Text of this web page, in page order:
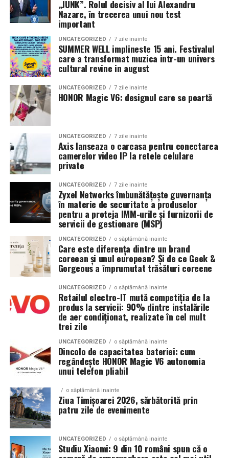
grupului respectiv care și-a arătat competentă prin
lăsarea PMP în afara Parlamentului.
Vă îndemn să cântăriți situația cu mintea și cu inima.
Sus să avem inimile!, a precizat pe pagina sa de
socializare, fostul membru exclus ilegal”
„Dacă gruparea din PMP ostilă lui Cristian
Diaconescu va câștiga litigiul din partid, îmi voi da
demisia, pentru că ceilalți nu mă reprezintă!”
Adrian Pițigoi
Secretar General Adjunct PMP
Președinte PMP Prahova
„Dovada clară, prezentată de propriul avocat, că
Eugen Tomac NU ESTE PREȘEDINTELE PMP, noua
conducere și „noul început” fiind doar o cacialma”
Vom reveni.
(Cerasela N.).
costuri ascunse, pe baza masuratorilor reale din
spalatoria ta.
tale medicale.
alimentarea unui echipament electric de subtraversări orizontale
și a sculelor auxiliare de șantier.
Specificații tehnice principale:
Panouri fotovoltaice instalate:
Sistem de stocare: 52 kWh baterii LiFePO4
Dimensiune container transport:
metri
liniari
Conectică: priză 220 V monofazic, priză
380 V trifazic, priză încărcare auto electric
Climatizare:aer condiționat integrat pentru
menținerea bateriilor la temperatură optimă
pe teren accidentat
Configurația conectică a fost dimensionată conform cerințelor
beneficiarului. La cerere, modelul poate fi extins cu prize
suplimentare, sisteme de iluminat exterior, monitorizare la
distanță și conectivitate GSM.
Gama completă: de la 3 metri la 12 metri
lungime container
Modelul livrat către beneficiar reprezintă varianta de intrare a
gamei UZINEX. Producătorul oferăcentrale fotovoltaice
„JUNK”. Rolul decisiv al lui Alexandru
Nazare, în trecerea unui nou test
important
UNCATEGORIZED 7 zile inainte
SUMMER WELL implineste 15 ani. Festivalul
care a transformat muzica intr-un univers
cultural revine in august
UNCATEGORIZED 7 zile inainte
HONOR Magic V6: designul care se poartă
UNCATEGORIZED 7 zile inainte
Axis lanseaza o carcasa pentru conectarea
camerelor video IP la retele celulare
private
UNCATEGORIZED 7 zile inainte
Zyxel Networks îmbunătățește guvernanța
în materie de securitate a produselor
pentru a proteja IMM-urile și furnizorii de
servicii de gestionare (MSP)
UNCATEGORIZED o săptămână inainte
Care este diferența dintre un brand
coreean și unul european? Și de ce Geek &
Gorgeous a împrumutat trăsături coreene
UNCATEGORIZED o săptămână inainte
Retailul electro-IT mută competiția de la
produs la servicii: 90% dintre instalările
de aer condiționat, realizate în cel mult
trei zile
UNCATEGORIZED o săptămână inainte
Dincolo de capacitatea bateriei: cum
regândește HONOR Magic V6 autonomia
unui telefon pliabil
o săptămână inainte
Ziua Timișoarei 2026, sărbătorită prin
patru zile de evenimente
UNCATEGORIZED o săptămână inainte
Studiu Xiaomi: 9 din 10 români spun că o